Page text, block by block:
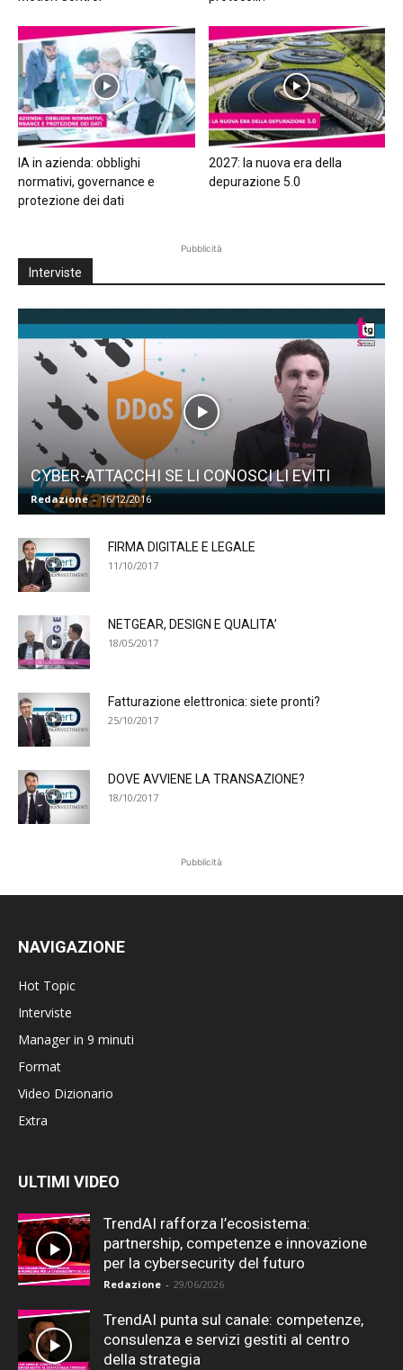
IA in azienda: obblighi
normativi, governance e
protezione dei dati
2027: la nuova era della
depurazione 5.0
Pubblicità
Interviste
CYBER-ATTACCHI SE LI CONOSCI LI EVITI
Redazione - 16/12/2016
FIRMA DIGITALE E LEGALE
11/10/2017
NETGEAR, DESIGN E QUALITA’
18/05/2017
Fatturazione elettronica: siete pronti?
25/10/2017
DOVE AVVIENE LA TRANSAZIONE?
18/10/2017
Pubblicità
NAVIGAZIONE
Hot Topic
Interviste
Manager in 9 minuti
Format
Video Dizionario
Extra
ULTIMI VIDEO
TrendAI rafforza l’ecosistema:
partnership, competenze e innovazione
per la cybersecurity del futuro
Redazione - 29/06/2026
TrendAI punta sul canale: competenze,
consulenza e servizi gestiti al centro
della strategia